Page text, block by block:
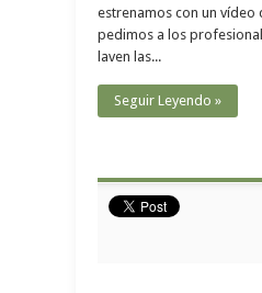
estrenamos con un vídeo
pedimos a los
laven las...
Seguir Leyendo »